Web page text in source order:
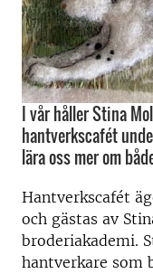
I vår håller Stina
hantverkscafét
lära oss mer om
Hantverkscafét
och gästas av
broderiakademi.
hantverkare som